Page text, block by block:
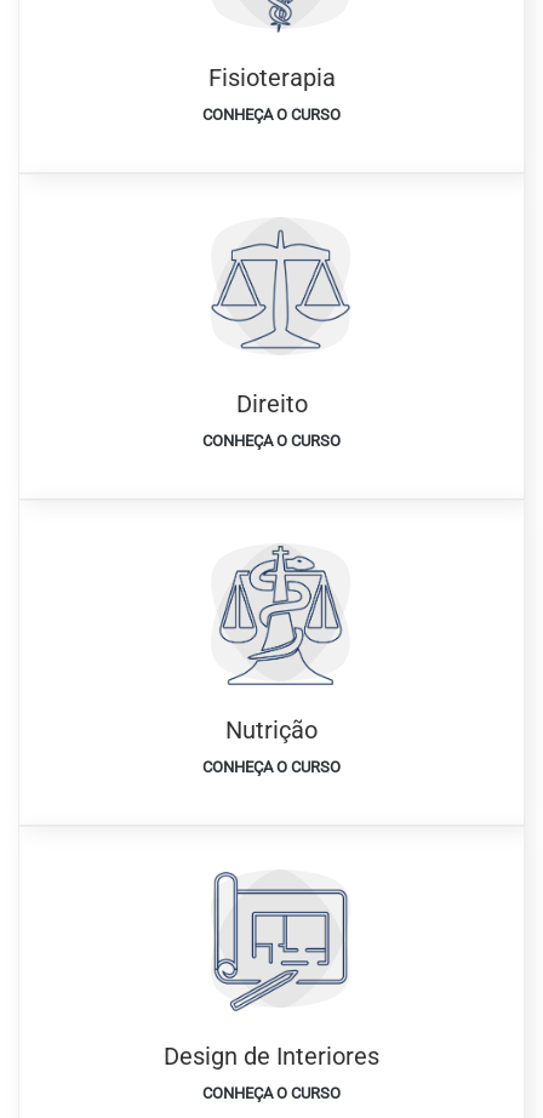
Fisioterapia
CONHEÇA O CURSO
Direito
CONHEÇA O CURSO
Nutrição
CONHEÇA O CURSO
Design de Interiores
CONHEÇA O CURSO